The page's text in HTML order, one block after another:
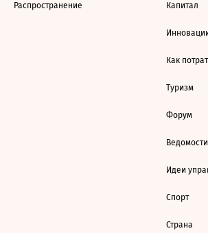
Распространение Капитал
Как
Туризм
Форум
Идеи
Спорт
Страна